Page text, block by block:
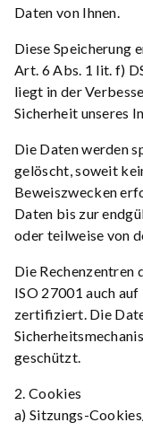
Daten von Ihnen.
Diese Speicherung
Art. 6 Abs. 1 lit. f)
liegt in der
Sicherheit unseres
Die Daten werden
gelöscht, soweit
Beweiszwecken
Daten bis zur
oder teilweise von
Die Rechenzentren
ISO 27001 auch
zertifiziert. Die
geschützt.
2. Cookies
a) Sitzungs-